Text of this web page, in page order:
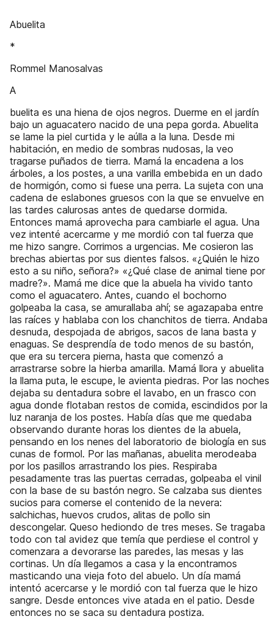
Abuelita
*
Rommel Manosalvas
A
buelita es una hiena de ojos negros. Duerme en el jardín
bajo un aguacatero nacido de una pepa gorda. Abuelita
se lame la piel curtida y le aúlla a la luna. Desde mi
habitación, en medio de sombras nudosas, la veo
tragarse puñados de tierra. Mamá la encadena a los
árboles, a los postes, a una varilla embebida en un dado
de hormigón, como si fuese una perra. La sujeta con una
cadena de eslabones gruesos con la que se envuelve en
las tardes calurosas antes de quedarse dormida.
Entonces mamá aprovecha para cambiarle el agua. Una
vez intenté acercarme y me mordió con tal fuerza que
me hizo sangre. Corrimos a urgencias. Me cosieron las
brechas abiertas por sus dientes falsos. «¿Quién le hizo
esto a su niño, señora?» «¿Qué clase de animal tiene por
madre?». Mamá me dice que la abuela ha vivido tanto
como el aguacatero. Antes, cuando el bochorno
golpeaba la casa, se amurallaba ahí; se agazapaba entre
las raíces y hablaba con los chanchitos de tierra. Andaba
desnuda, despojada de abrigos, sacos de lana basta y
enaguas. Se desprendía de todo menos de su bastón,
que era su tercera pierna, hasta que comenzó a
arrastrarse sobre la hierba amarilla. Mamá llora y abuelita
la llama puta, le escupe, le avienta piedras. Por las noches
dejaba su dentadura sobre el lavabo, en un frasco con
agua donde flotaban restos de comida, escindidos por la
luz naranja de los postes. Había días que me quedaba
observando durante horas los dientes de la abuela,
pensando en los nenes del laboratorio de biología en sus
cunas de formol. Por las mañanas, abuelita merodeaba
por los pasillos arrastrando los pies. Respiraba
pesadamente tras las puertas cerradas, golpeaba el vinil
con la base de su bastón negro. Se calzaba sus dientes
sucios para comerse el contenido de la nevera:
salchichas, huevos crudos, alitas de pollo sin
descongelar. Queso hediondo de tres meses. Se tragaba
todo con tal avidez que temía que perdiese el control y
comenzara a devorarse las paredes, las mesas y las
cortinas. Un día llegamos a casa y la encontramos
masticando una vieja foto del abuelo. Un día mamá
intentó acercarse y le mordió con tal fuerza que le hizo
sangre. Desde entonces vive atada en el patio. Desde
entonces no se saca su dentadura postiza.